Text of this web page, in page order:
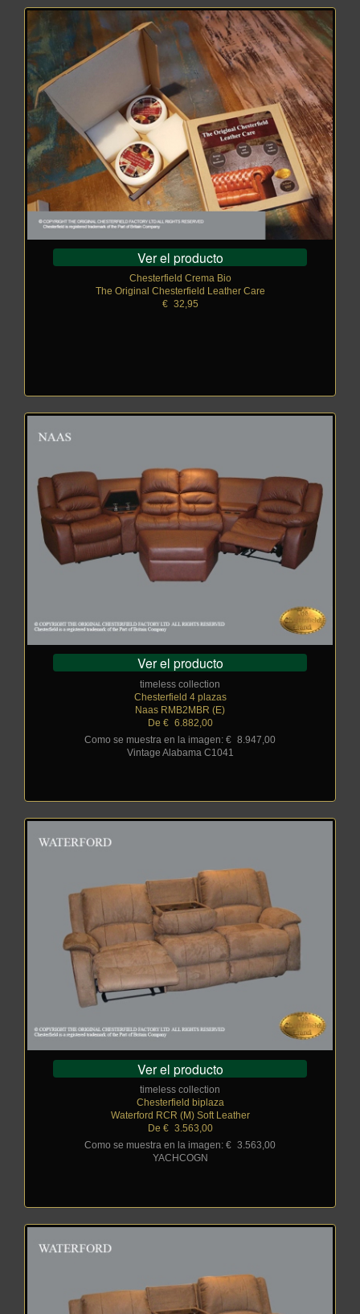
Ver el producto
Chesterfield Crema Bio
The Original Chesterfield Leather Care
€_ 32,95
Ver el producto
timeless collection
Chesterfield 4 plazas
Naas RMB2MBR (E)
De €_ 6.882,00
Como se muestra en la imagen: € 8.947,00
Vintage Alabama C1041
Ver el producto
timeless collection
Chesterfield biplaza
Waterford RCR (M) Soft Leather
De €_ 3.563,00
Como se muestra en la imagen: € 3.563,00
YACHCOGN